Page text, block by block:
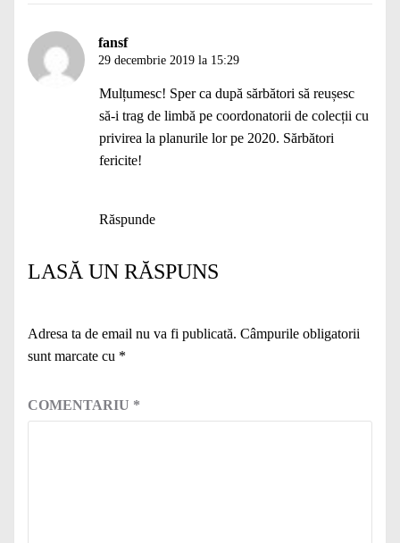
fansf
29 decembrie 2019 la 15:29
Mulțumesc! Sper ca după sărbători să reușesc
să-i trag de limbă pe coordonatorii de colecții cu
privirea la planurile lor pe 2020. Sărbători
fericite!
Răspunde
LASĂ UN RĂSPUNS
Adresa ta de email nu va fi publicată. Câmpurile obligatorii
sunt marcate cu *
COMENTARIU *